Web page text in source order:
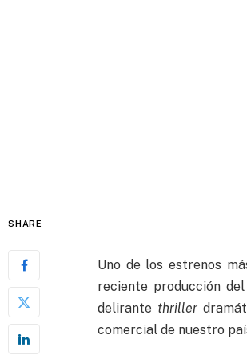
SHARE
Uno de los estrenos
reciente producción
delirante thriller
comercial de nuestro